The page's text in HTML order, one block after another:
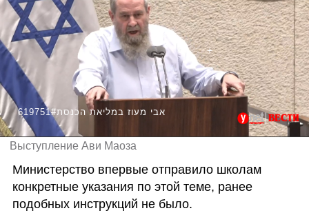
619751#אבי מעוז במליאת הכנסת
Выступление Ави Маоза
Министерство впервые отправило школам
конкретные указания по этой теме, ранее
подобных инструкций не было.